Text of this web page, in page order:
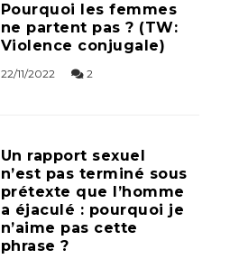
Pourquoi les femmes
ne partent pas ? (TW:
Violence conjugale)
22/11/2022 2
Un rapport sexuel
n’est pas terminé sous
prétexte que l’homme
a éjaculé : pourquoi je
n’aime pas cette
phrase ?